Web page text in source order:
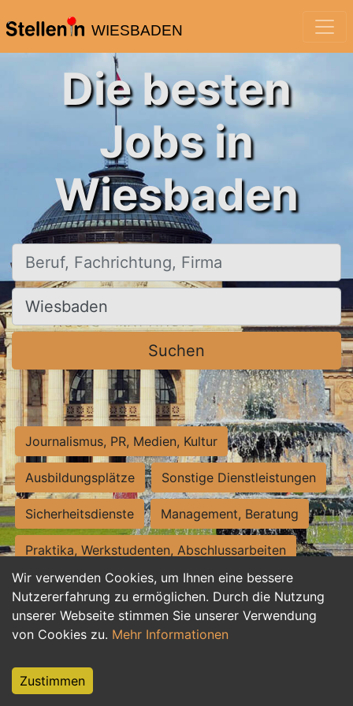
WIESBADEN
Wir verwenden Cookies, um Ihnen eine bessere
Nutzererfahrung zu ermöglichen. Durch die Nutzung
unserer Webseite stimmen Sie unserer Verwendung
von Cookies zu. Mehr Informationen
Zustimmen
Die besten
Jobs in
Wiesbaden
Beruf, Fachrichtung, Firma
Ort, Stadt
Suchen
Journalismus, PR, Medien, Kultur
Ausbildungsplätze Sonstige Dienstleistungen
Sicherheitsdienste Management, Beratung
Praktika, Werkstudenten, Abschlussarbeiten
Personalwesen Assistenz, Sekretariat
Hilfskräfte, Aushilfs- und Nebenjobs
Weiterbildung, Studium, duale Ausbildung